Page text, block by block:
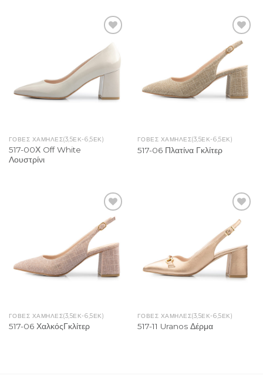
Add to
Wishlist
ΓΟΒΕΣ ΧΑΜΗΛΕΣ(3,5ΕΚ-6,5ΕΚ)
517-00Χ Off White
Λουστρίνι
Add to
Wishlist
ΓΟΒΕΣ ΧΑΜΗΛΕΣ(3,5ΕΚ-6,5ΕΚ)
517-06 Πλατίνα Γκλίτερ
Add to
Wishlist
ΓΟΒΕΣ ΧΑΜΗΛΕΣ(3,5ΕΚ-6,5ΕΚ)
517-06 ΧαλκόςΓκλίτερ
Add to
Wishlist
ΓΟΒΕΣ ΧΑΜΗΛΕΣ(3,5ΕΚ-6,5ΕΚ)
517-11 Uranos Δέρμα